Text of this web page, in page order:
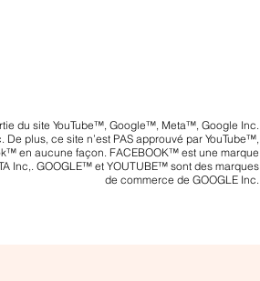
du site YouTube™, Google™, Meta™, Google Inc.
De plus, ce site n’est PAS approuvé par YouTube™,
en aucune façon. FACEBOOK™ est une marque
Inc,. GOOGLE™ et YOUTUBE™ sont des marques
de commerce de GOOGLE Inc.